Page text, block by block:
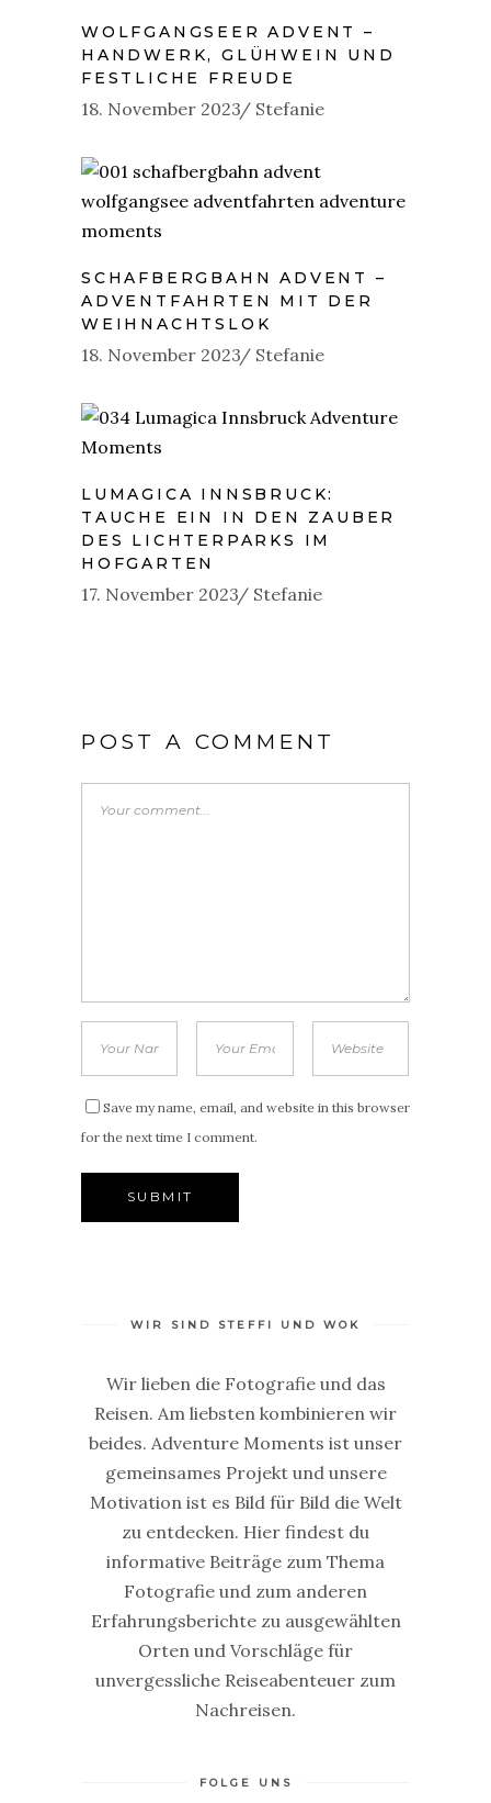
WOLFGANGSEER ADVENT –
HANDWERK, GLÜHWEIN UND
FESTLICHE FREUDE
18. November 2023 Stefanie
SCHAFBERGBAHN ADVENT –
ADVENTFAHRTEN MIT DER
WEIHNACHTSLOK
18. November 2023 Stefanie
LUMAGICA INNSBRUCK:
TAUCHE EIN IN DEN ZAUBER
DES LICHTERPARKS IM
HOFGARTEN
17. November 2023 Stefanie
POST A COMMENT
Save my name, email, and website in this browser
for the next time I comment.
WIR SIND STEFFI UND WOK
Wir lieben die Fotografie und das
Reisen. Am liebsten kombinieren wir
beides. Adventure Moments ist unser
gemeinsames Projekt und unsere
Motivation ist es Bild für Bild die Welt
zu entdecken. Hier findest du
informative Beiträge zum Thema
Fotografie und zum anderen
Erfahrungsberichte zu ausgewählten
Orten und Vorschläge für
unvergessliche Reiseabenteuer zum
Nachreisen.
FOLGE UNS